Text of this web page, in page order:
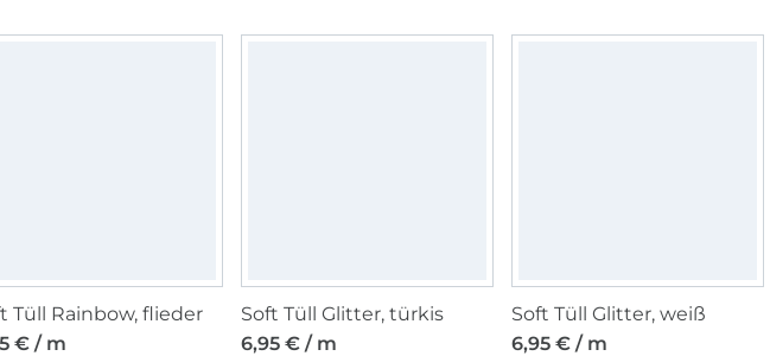
Tüll Rainbow, flieder
€ / m
Soft Tüll Glitter, türkis
6,95 € / m
Soft Tüll Glitter, weiß
6,95 € / m